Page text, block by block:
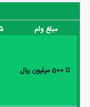
مبلغ وام